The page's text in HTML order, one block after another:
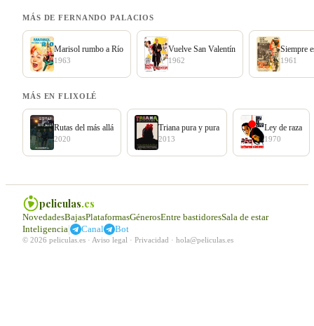
MÁS DE FERNANDO PALACIOS
Marisol rumbo a Río
1963
Vuelve San Valentín
1962
Siempre
1961
MÁS EN FLIXOLÉ
Rutas del más allá
2020
Triana pura y pura
2013
Ley de raza
1970
peliculas.es
NovedadesBajasPlataformasGénerosEntre bastidoresSala de estar
Inteligencia| Canal Bot
© 2026 peliculas.es · Aviso legal · Privacidad · hola@peliculas.es